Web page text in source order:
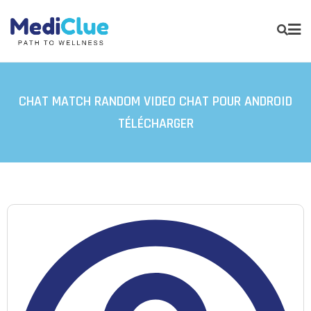
CHAT MATCH RANDOM VIDEO CHAT POUR ANDROID
TÉLÉCHARGER